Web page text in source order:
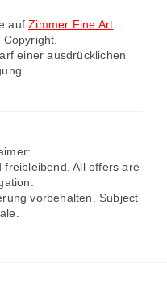
aufZimmer Fine Art
einer ausdrücklichen
freibleibend. All offers are
vorbehalten. Subject